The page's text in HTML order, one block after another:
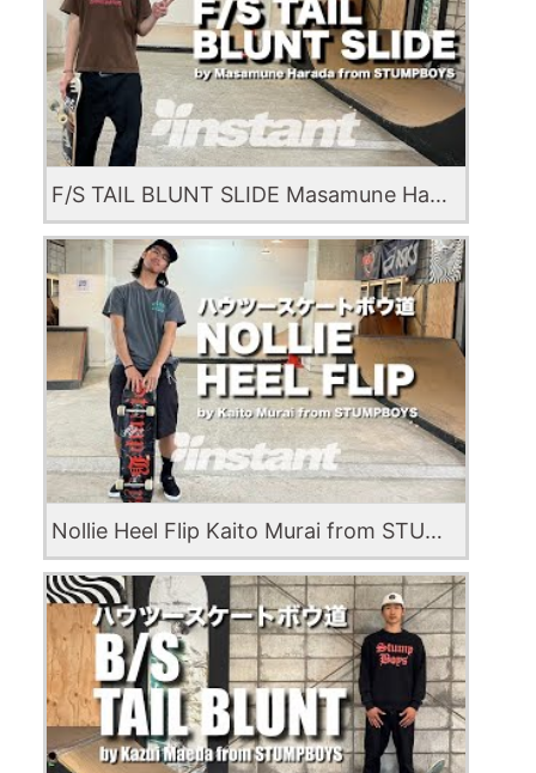
F/S TAIL BLUNT SLIDE Masamune Harada from STUMBOYS
Nollie Heel Flip Kaito Murai from STUMBOYS